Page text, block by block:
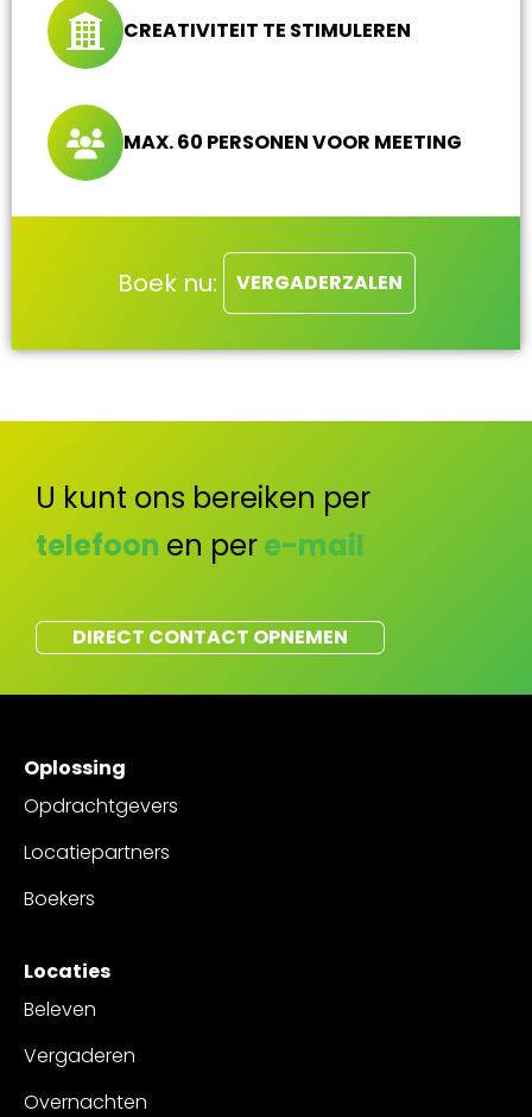
CREATIVITEIT TE STIMULEREN
MAX. 60 PERSONEN VOOR MEETING
Boek nu: VERGADERZALEN
U kunt ons bereiken per
telefoon en pere-mail
DIRECT CONTACT OPNEMEN
Oplossing
Opdrachtgevers
Locatiepartners
Boekers
Locaties
Beleven
Vergaderen
Overnachten